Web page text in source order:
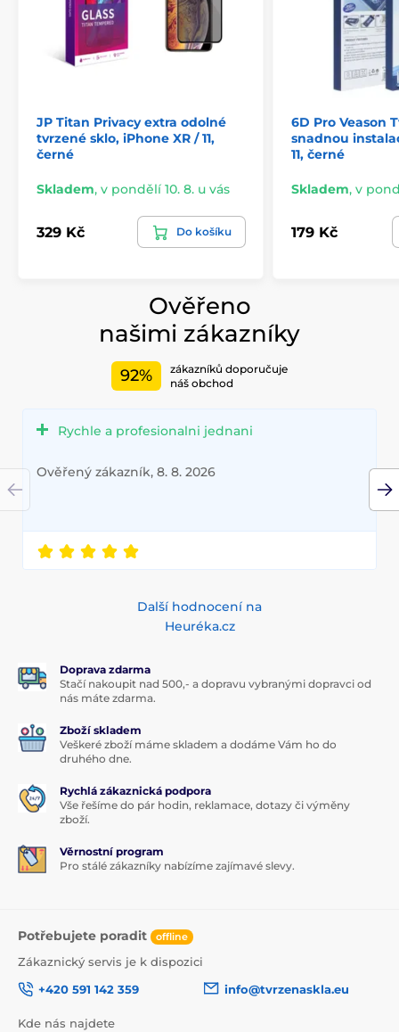
JP Titan Privacy extra odolné
tvrzené sklo, iPhone XR / 11,
černé
Skladem, v pondělí 10. 8. u vás
329 Kč Do košíku
6D Pro Veason
snadnou
11, černé
Skladem, v
179 Kč
Ověřeno
našimi zákazníky
92%
zákazníků doporučuje
náš obchod
Rychle a profesionalni jednani
Ověřený zákazník, 8. 8. 2026
Další hodnocení na
Heuréka.cz
Doprava zdarma
Stačí nakoupit nad 500,- a dopravu vybranými dopravci od
nás máte zdarma.
Zboží skladem
Veškeré zboží máme skladem a dodáme Vám ho do
druhého dne.
Rychlá zákaznická podpora
Vše řešíme do pár hodin, reklamace, dotazy či výměny
zboží.
Věrnostní program
Pro stálé zákazníky nabízíme zajímavé slevy.
Potřebujete poradit offline
Zákaznický servis je k dispozici
+420 591 142 359
info@tvrzenaskla.eu
Kde nás najdete